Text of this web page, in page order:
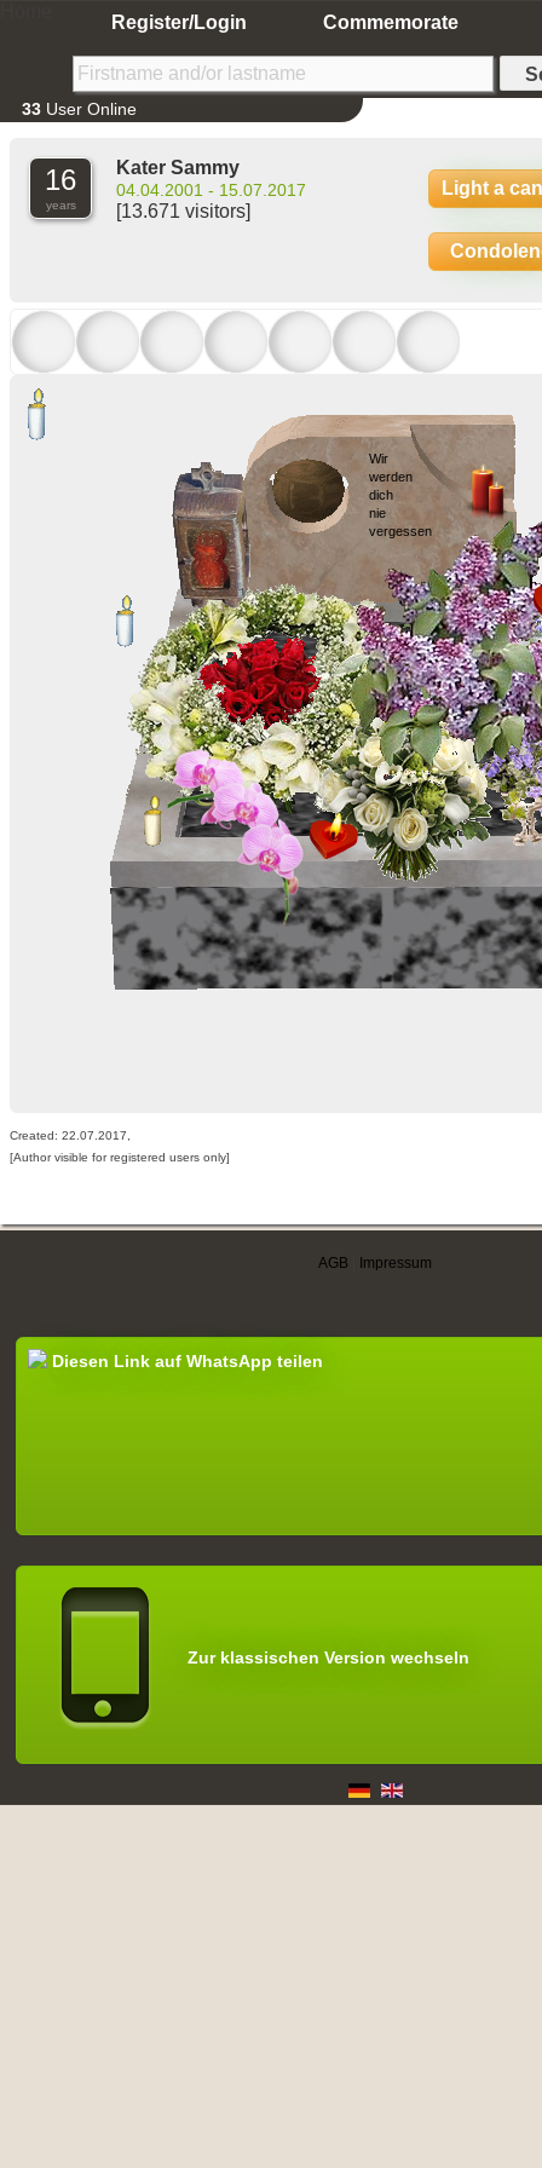
Register/Login Commemorate
33 User Online
16
years
Kater Sammy
04.04.2001 - 15.07.2017
[13.671 visitors]
Light a
Wir
werden
dich
nie
vergessen
Created: 22.07.2017,
[Author visible for registered users only]
AGB Impressum
Diesen Link auf WhatsApp teilen
Zur klassischen Version wechseln